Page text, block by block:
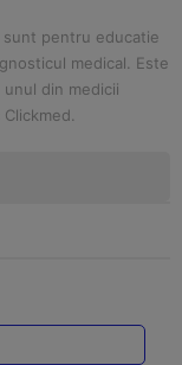
pentru educatie
medical. Este
din medicii